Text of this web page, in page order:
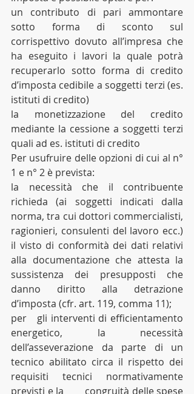
un contributo di pari ammontare
sotto forma di sconto sul
corrispettivo dovuto all’impresa che
ha eseguito i lavori la quale potrà
recuperarlo sotto forma di credito
d’imposta cedibile a soggetti terzi (es.
istituti di credito)
la monetizzazione del credito
mediante la cessione a soggetti terzi
quali ad es. istituti di credito
Per usufruire delle opzioni di cui al n°
1 e n° 2 è prevista:
la necessità che il contribuente
richieda (ai soggetti indicati dalla
norma, tra cui dottori commercialisti,
ragionieri, consulenti del lavoro ecc.)
il visto di conformità dei dati relativi
alla documentazione che attesta la
sussistenza dei presupposti che
danno diritto alla detrazione
d’imposta (cfr. art. 119, comma 11);
per 	gli interventi di efficientamento
energetico, la necessità
dell’asseverazione da parte di un
tecnico abilitato circa il rispetto dei
requisiti tecnici normativamente
previsti e la 	congruità delle spese